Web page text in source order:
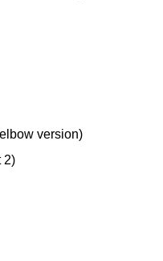
version)
2)